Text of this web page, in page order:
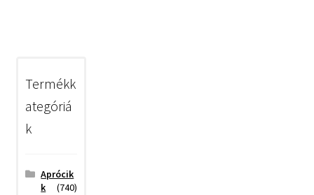
Termékk
ategóriá
k
Aprócik
k
(740)